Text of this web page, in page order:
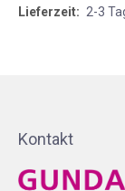
Mehr
2-3
Kontakt